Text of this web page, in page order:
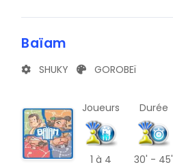
Baïam
SHUKY GOROBEï
Joueurs
1 à 4
Durée
30' - 45'